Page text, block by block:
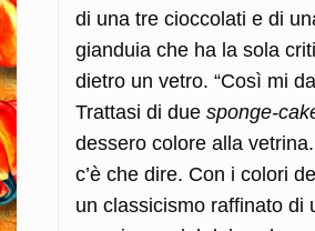
di una tre cioccolati e di
gianduia che ha la sola
dietro un vetro. “Così mi
Trattasi di due sponge-
dessero colore alla
c’è che dire. Con i colori
un classicismo raffinato di